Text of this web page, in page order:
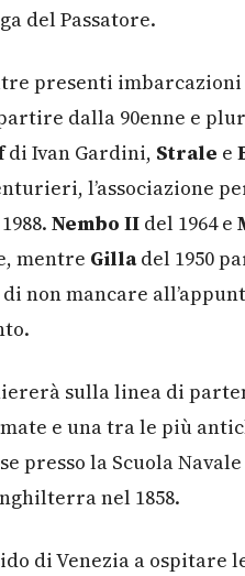
del Passatore.
presenti
dalla 90enne e
di Ivan Gardini, Strale e
l’associazione
Nembo II del 1964 e
mentre Gilladel 1950
non mancare
sulla linea di
e una tra le più
presso la Scuola
nel 1858.
di Venezia a ospitare